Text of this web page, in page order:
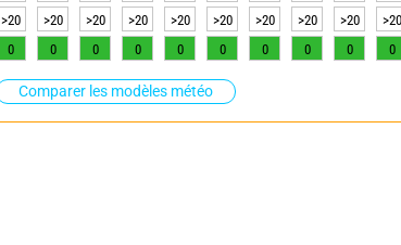
Comparer les modèles météo
>20 >20 >20 >20 >20 >20 >20 >20 >20 >20
0 0 0 0 0 0 0 0 0 0